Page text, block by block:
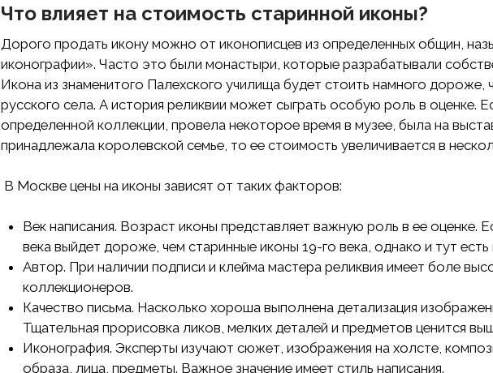
Что влияет на стоимость старинной иконы?
Дорого продать икону можно от иконописцев из определенных общин,
иконографии». Часто это были монастыри, которые разрабатывали
Икона из знаменитого Палехского училища будет стоить намного дороже,
русского села. А история реликвии может сыграть особую роль в оценке.
определенной коллекции, провела некоторое время в музее, была на
принадлежала королевской семье, то ее стоимость увеличивается в
В Москве цены на иконы зависят от таких факторов:
Век написания. Возраст иконы представляет важную роль в ее оценке.
века выйдет дороже, чем старинные иконы 19-го века, однако и тут есть
Автор. При наличии подписи и клейма мастера реликвия имеет боле
коллекционеров.
Качество письма. Насколько хороша выполнена детализация
Тщательная прорисовка ликов, мелких деталей и предметов ценится
Иконография. Эксперты изучают сюжет, изображения на холсте,
образа, лица, предметы. Важное значение имеет стиль написания.